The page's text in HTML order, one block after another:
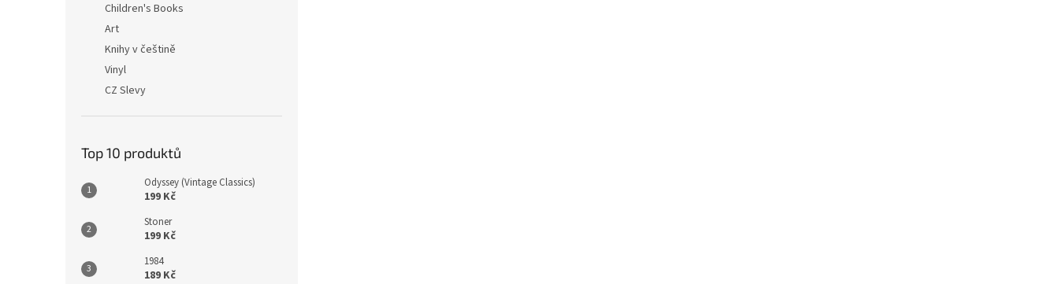
Children's Books
Art
Knihy v češtině
Vinyl
CZ Slevy
Top 10 produktů
Odyssey (Vintage Classics)
199 Kč
Stoner
199 Kč
1984
189 Kč